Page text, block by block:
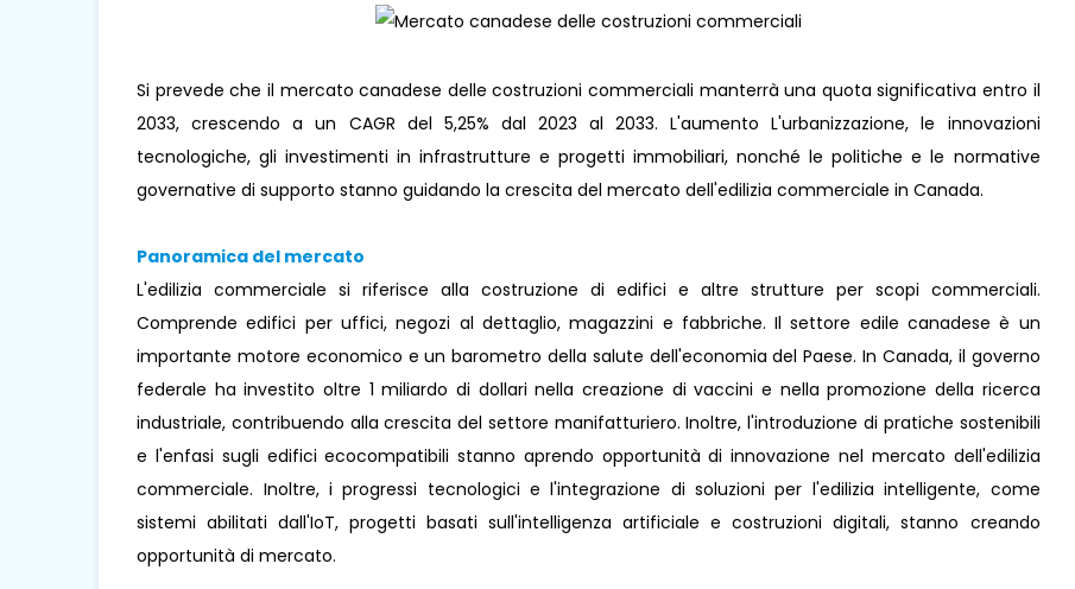
Si prevede che il mercato canadese delle costruzioni commerciali manterrà una quota significativa entro il
2033, crescendo a un CAGR del 5,25% dal 2023 al 2033. L'aumento L'urbanizzazione, le innovazioni
tecnologiche, gli investimenti in infrastrutture e progetti immobiliari, nonché le politiche e le normative
governative di supporto stanno guidando la crescita del mercato dell'edilizia commerciale in Canada.
Panoramica del mercato
L'edilizia commerciale si riferisce alla costruzione di edifici e altre strutture per scopi commerciali.
Comprende edifici per uffici, negozi al dettaglio, magazzini e fabbriche. Il settore edile canadese è un
importante motore economico e un barometro della salute dell'economia del Paese. In Canada, il governo
federale ha investito oltre 1 miliardo di dollari nella creazione di vaccini e nella promozione della ricerca
industriale, contribuendo alla crescita del settore manifatturiero. Inoltre, l'introduzione di pratiche sostenibili
e l'enfasi sugli edifici ecocompatibili stanno aprendo opportunità di innovazione nel mercato dell'edilizia
commerciale. Inoltre, i progressi tecnologici e l'integrazione di soluzioni per l'edilizia intelligente, come
sistemi abilitati dall'IoT, progetti basati sull'intelligenza artificiale e costruzioni digitali, stanno creando
opportunità di mercato.